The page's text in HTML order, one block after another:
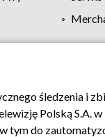
Pomoc Biuro
śledzenia i
Polską S.A.
tym do